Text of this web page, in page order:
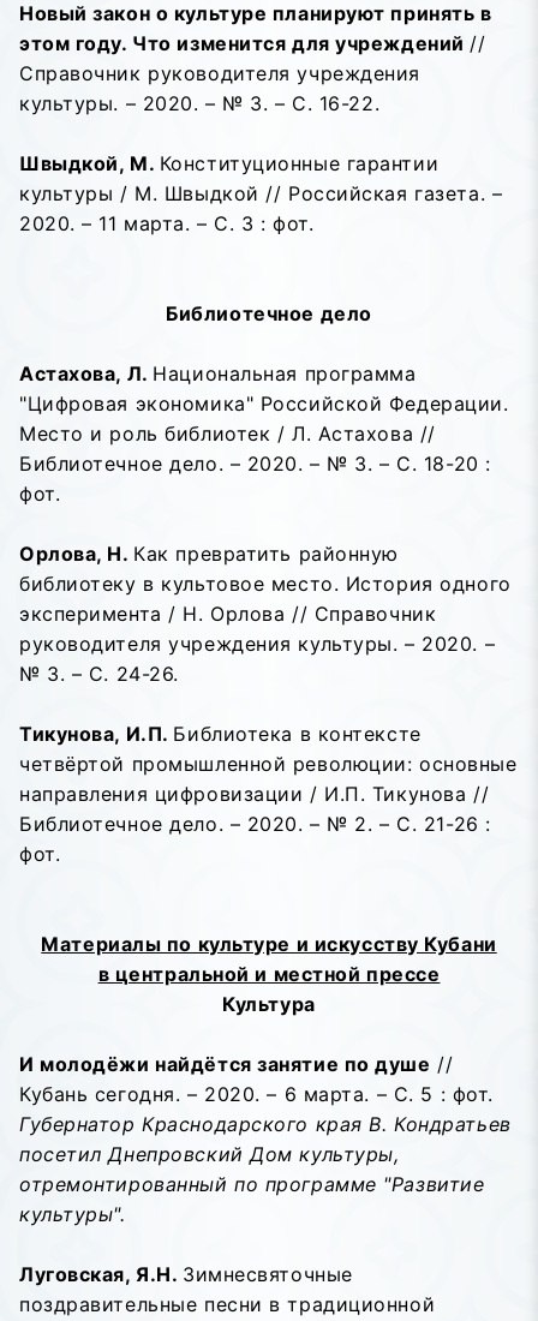
Новый закон о культуре планируют принять в
этом году. Что изменится для учреждений //
Справочник руководителя учреждения
культуры. – 2020. – № 3. – С. 16-22.
Швыдкой, М. Конституционные гарантии
культуры / М. Швыдкой // Российская газета. –
2020. – 11 марта. – С. 3 : фот.
Библиотечное дело
Астахова, Л. Национальная программа
"Цифровая экономика" Российской Федерации.
Место и роль библиотек / Л. Астахова //
Библиотечное дело. – 2020. – № 3. – С. 18-20 :
фот.
Орлова, Н. Как превратить районную
библиотеку в культовое место. История одного
эксперимента / Н. Орлова // Справочник
руководителя учреждения культуры. – 2020. –
№ 3. – С. 24-26.
Тикунова, И.П. Библиотека в контексте
четвёртой промышленной революции: основные
направления цифровизации / И.П. Тикунова //
Библиотечное дело. – 2020. – № 2. – С. 21-26 :
фот.
Материалы по культуре и искусству Кубани
в центральной и местной прессе
Культура
И молодёжи найдётся занятие по душе //
Кубань сегодня. – 2020. – 6 марта. – С. 5 : фот.
Губернатор Краснодарского края В. Кондратьев
посетил Днепровский Дом культуры,
отремонтированный по программе "Развитие
культуры".
Луговская, Я.Н. Зимнесвяточные
поздравительные песни в традиционной